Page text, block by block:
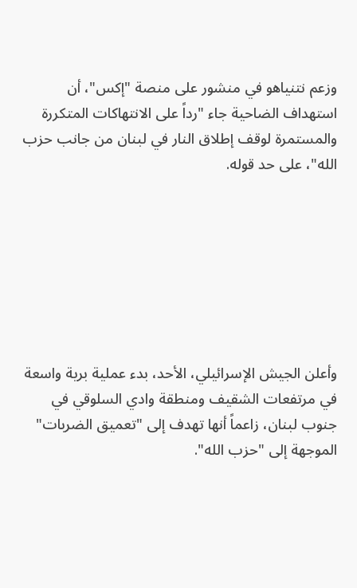
وزعم نتنياهو في منشور على منصة "إكس"، أن
استهداف الضاحية جاء "رداً على الانتهاكات المتكررة
والمستمرة لوقف إطلاق النار في لبنان من جانب حزب
الله"، على حد قوله.
وأعلن الجيش الإسرائيلي، الأحد، بدء عملية برية واسعة
في مرتفعات الشقيف ومنطقة وادي السلوقي في
جنوب لبنان، زاعماً أنها تهدف إلى "تعميق الضربات"
الموجهة إلى "حزب الله".